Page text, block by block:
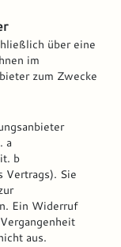
über eine
im
zum Zwecke
a
b
Vertrags). Sie
Ein Widerruf
aus.